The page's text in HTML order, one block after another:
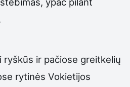
ryškūs ir pačiose greitkelių
rytinės Vokietijos